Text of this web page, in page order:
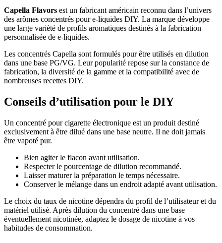
Capella Flavors est un fabricant américain reconnu dans l’univers
des arômes concentrés pour e-liquides DIY. La marque développe
une large variété de profils aromatiques destinés à la fabrication
personnalisée de e-liquides.
Les concentrés Capella sont formulés pour être utilisés en dilution
dans une base PG/VG. Leur popularité repose sur la constance de
fabrication, la diversité de la gamme et la compatibilité avec de
nombreuses recettes DIY.
Conseils d’utilisation pour le DIY
Un concentré pour cigarette électronique est un produit destiné
exclusivement à être dilué dans une base neutre. Il ne doit jamais
être vapoté pur.
Bien agiter le flacon avant utilisation.
Respecter le pourcentage de dilution recommandé.
Laisser maturer la préparation le temps nécessaire.
Conserver le mélange dans un endroit adapté avant utilisation.
Le choix du taux de nicotine dépendra du profil de l’utilisateur et du
matériel utilisé. Après dilution du concentré dans une base
éventuellement nicotinée, adaptez le dosage de nicotine à vos
habitudes de consommation.